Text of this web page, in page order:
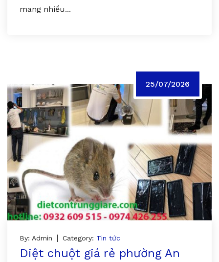
mang nhiều...
25/07/2026
By: Admin Category: Tin tức
Diệt chuột giá rẻ phường An